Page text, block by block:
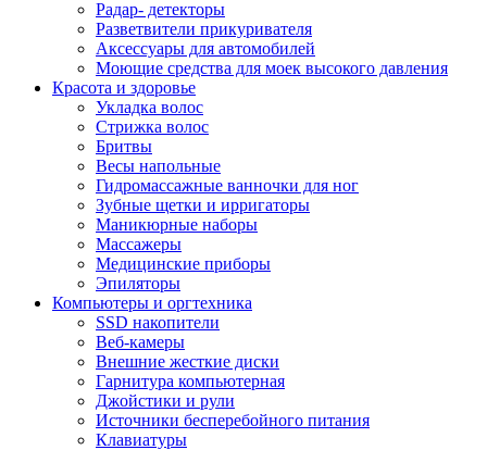
Радар- детекторы
Разветвители прикуривателя
Аксессуары для автомобилей
Моющие средства для моек высокого давления
Красота и здоровье
Укладка волос
Стрижка волос
Бритвы
Весы напольные
Гидромассажные ванночки для ног
Зубные щетки и ирригаторы
Маникюрные наборы
Массажеры
Медицинские приборы
Эпиляторы
Компьютеры и оргтехника
SSD накопители
Веб-камеры
Внешние жесткие диски
Гарнитура компьютерная
Джойстики и рули
Источники бесперебойного питания
Клавиатуры